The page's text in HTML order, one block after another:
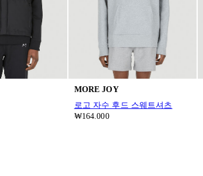
MORE JOY
로고 자수 후드 스웨트셔츠
₩164.000